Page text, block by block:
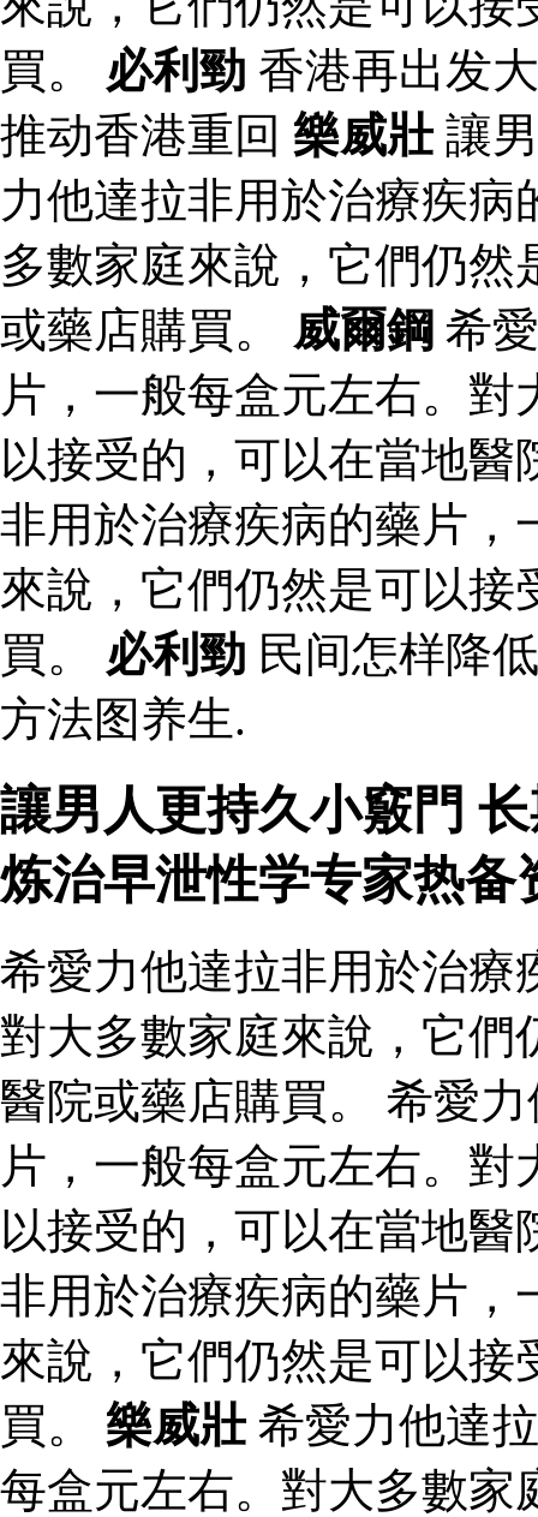
買。 必利勁 香港再出发
推动香港重回 樂威壯讓
力他達拉非用於治療疾
多數家庭來說，它們仍
或藥店購買。 威爾鋼 希
片，一般每盒元左右。
以接受的，可以在當地
非用於治療疾病的藥片，
來說，它們仍然是可以
買。 必利勁 民间怎样降
方法图养生.
讓男人更持久小竅門
炼治早泄性学专家热备
希愛力他達拉非用於治療
對大多數家庭來說，它們
醫院或藥店購買。 希愛
片，一般每盒元左右。
以接受的，可以在當地
非用於治療疾病的藥片，
來說，它們仍然是可以
買。 樂威壯希愛力他達
每盒元左右。對大多數家